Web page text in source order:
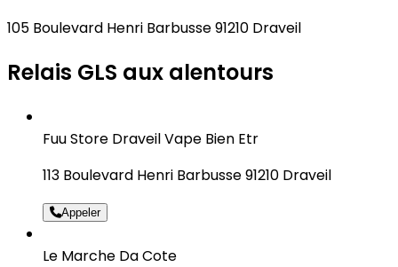
105 Boulevard Henri Barbusse 91210 Draveil
Relais GLS aux alentours
Fuu Store Draveil Vape Bien Etr
113 Boulevard Henri Barbusse 91210 Draveil
Appeler
Le Marche Da Cote